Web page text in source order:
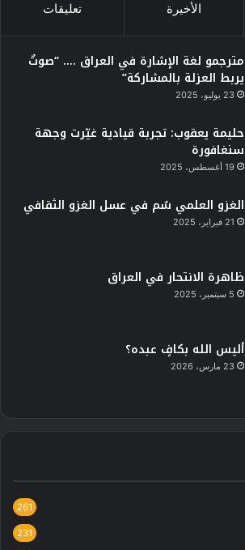
الأخيرة تعليقات
مترجمو لغة الإشارة في العراق …. “صوتٌ
يربط العزلة بالمشاركة”
23 يوليو، 2025
حليمة يعقوب: تجربة قيادية غيّرت وجهة
سنغافورة
19 أغسطس، 2025
الغزو العلمي سُم في عسل الغزو الثقافي
21 فبراير، 2025
ظاهرة الانتحار في العراق
5 سبتمبر، 2025
أليس الله بكافٍ عبده؟
23 مارس، 2026
261
231